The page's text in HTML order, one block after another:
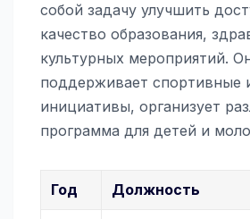
собой задачу улучшить
качество образования,
культурных мероприятий.
поддерживает спортивные
инициативы, организует
программа для детей и
Год Должность